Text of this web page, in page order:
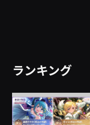
ランキング